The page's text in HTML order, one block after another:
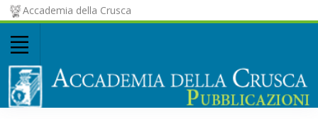
Accademia della Crusca